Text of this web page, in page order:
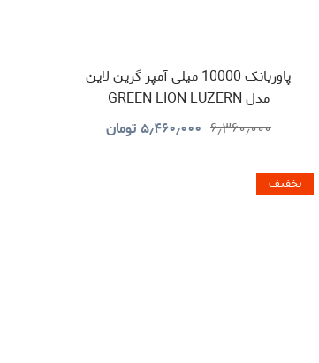
پاوربانک 10000 میلی آمپر گرین لاین
مدل GREEN LION LUZERN
GNLEZ10KPBBK۶٫۳۶۰٫۰۰۰ ۵٫۴۶۰٫۰۰۰تومان
تخفیف